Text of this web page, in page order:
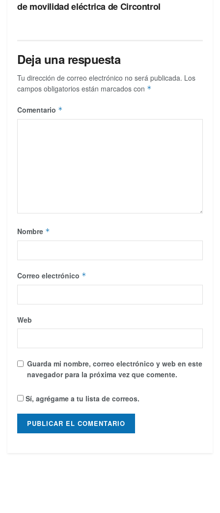
de movilidad eléctrica de Circontrol
Deja una respuesta
Tu dirección de correo electrónico no será publicada. Los
campos obligatorios están marcados con *
Comentario *
Nombre *
Correo electrónico *
Web
Guarda mi nombre, correo electrónico y web en este
navegador para la próxima vez que comente.
Sí, agrégame a tu lista de correos.